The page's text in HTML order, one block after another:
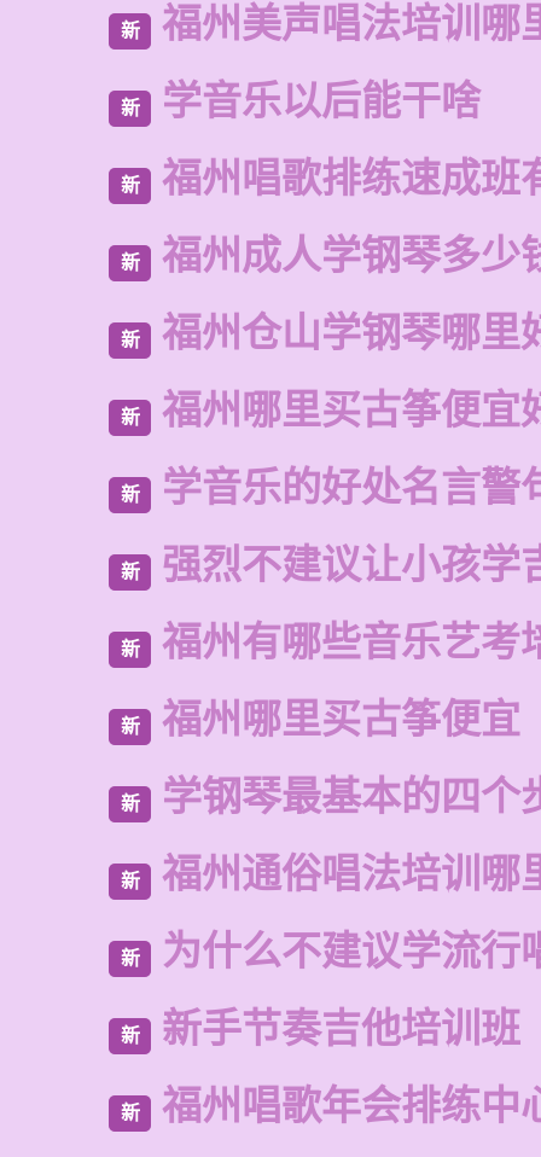
新 福州美声唱法培训哪
新 学音乐以后能干啥
新 福州唱歌排练速成班
新 福州成人学钢琴多少
新 福州仓山学钢琴哪里
新 福州哪里买古筝便宜
新 学音乐的好处名言警
新 强烈不建议让小孩学
新 福州有哪些音乐艺考
新 福州哪里买古筝便宜
新 学钢琴最基本的四个
新 福州通俗唱法培训哪
新 为什么不建议学流行
新 新手节奏吉他培训班
新 福州唱歌年会排练中